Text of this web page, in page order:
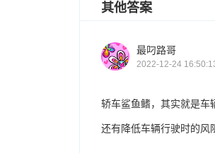
其他答案
最叼路哥
2022-12-24
轿车鲨鱼鳍，其实就是车
还有降低车辆行驶时的风